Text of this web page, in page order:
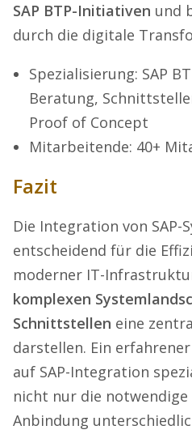
SAP BTP-Initiativen und
durch die digitale
Spezialisierung: SAP
Beratung,
Proof of Concept
Mitarbeitende: 40+
Fazit
Die Integration von SAP-
entscheidend für die
moderner IT-
komplexen
Schnittstellen eine
darstellen. Ein
auf SAP-Integration
nicht nur die
Anbindung